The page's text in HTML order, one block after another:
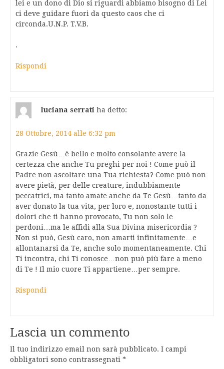
lei e un dono di Dio si riguardi abbiamo bisogno di Lei
ci deve guidare fuori da questo caos che ci
circonda.U.N.P. T.V.B.
.
Rispondi
luciana serrati ha detto:
28 Ottobre, 2014 alle 6:32 pm
Grazie Gesù…è bello e molto consolante avere la
certezza che anche Tu preghi per noi ! Come può il
Padre non ascoltare una Tua richiesta? Come può non
avere pietà, per delle creature, indubbiamente
peccatrici, ma tanto amate anche da Te Gesù…tanto da
aver donato la tua vita, per loro e, nonostante tutti i
dolori che ti hanno provocato, Tu non solo le
perdoni…ma le affidi alla Sua Divina misericordia ?
Non si può, Gesù caro, non amarti infinitamente…e
allontanarsi da Te, anche solo momentaneamente. Chi
Ti incontra, chi Ti conosce…non può più fare a meno
di Te ! Il mio cuore Ti appartiene…per sempre.
Rispondi
Lascia un commento
Il tuo indirizzo email non sarà pubblicato. I campi
obbligatori sono contrassegnati *